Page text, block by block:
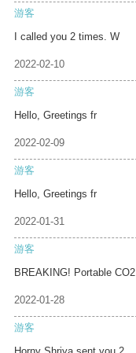
游客
I called you 2 times. W
2022-02-10
游客
Hello, Greetings fr
2022-02-09
游客
Hello, Greetings fr
2022-01-31
游客
BREAKING! Portable CO2
2022-01-28
游客